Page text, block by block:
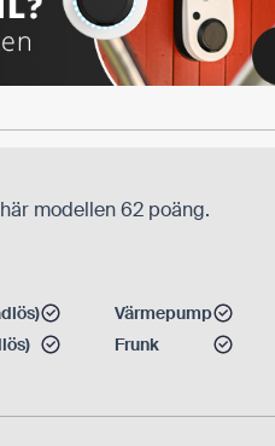
modellen 62 poäng.
Värmepump
Frunk